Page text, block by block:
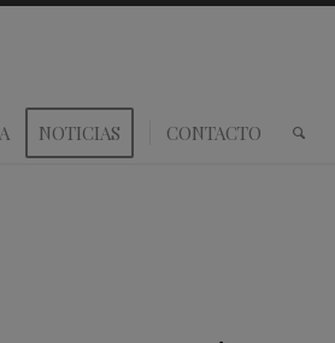
NOTICIAS CONTACTO